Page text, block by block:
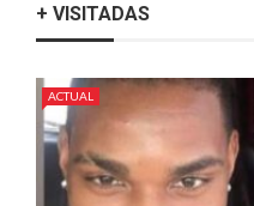
+ VISITADAS
ACTUAL